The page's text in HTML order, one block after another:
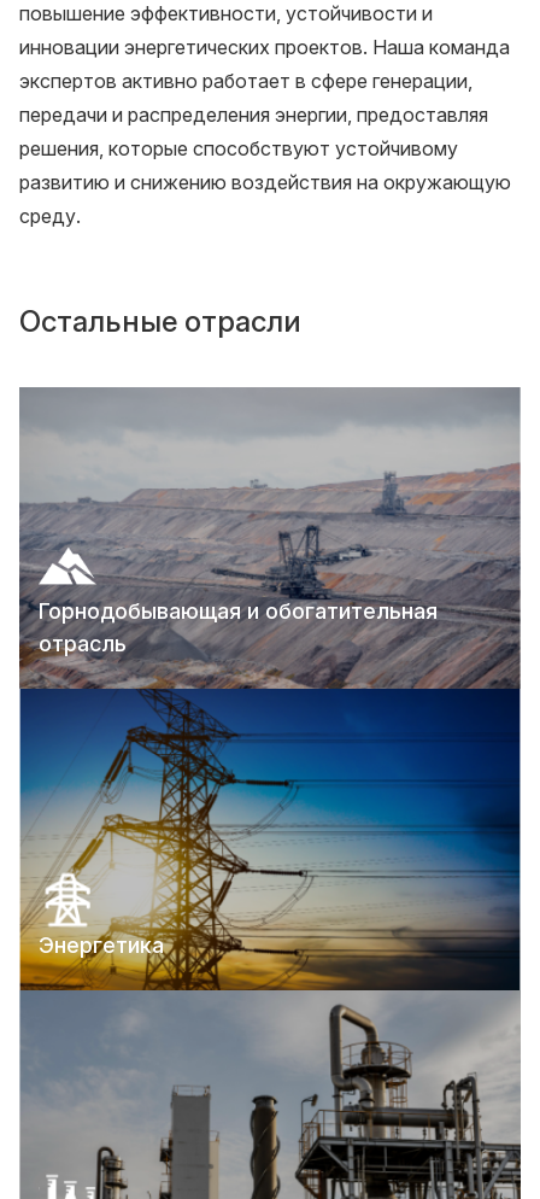
повышение эффективности, устойчивости и
инновации энергетических проектов. Наша команда
экспертов активно работает в сфере генерации,
передачи и распределения энергии, предоставляя
решения, которые способствуют устойчивому
развитию и снижению воздействия на окружающую
среду.
Остальные отрасли
Горнодобывающая и обогатительная
отрасль
Энергетика